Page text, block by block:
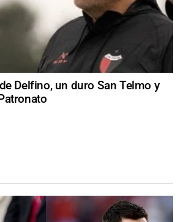
Delfino, un duro San Telmo y